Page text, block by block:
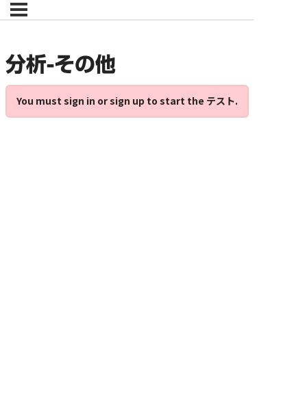
分析-その他
You must sign in or sign up to start the テスト.